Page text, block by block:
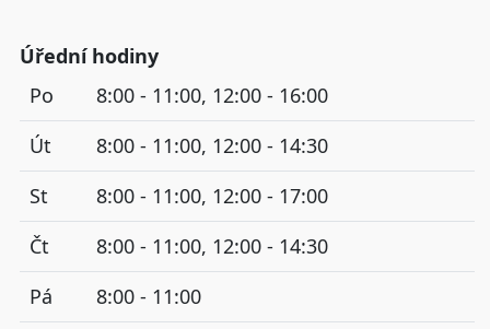
Úřední hodiny
Po
8:00 - 11:00, 12:00 - 16:00
Út
8:00 - 11:00, 12:00 - 14:30
St
8:00 - 11:00, 12:00 - 17:00
Čt
8:00 - 11:00, 12:00 - 14:30
Pá
8:00 - 11:00